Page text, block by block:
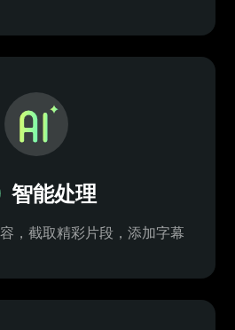
智能处理
，截取精彩片段，添加字幕